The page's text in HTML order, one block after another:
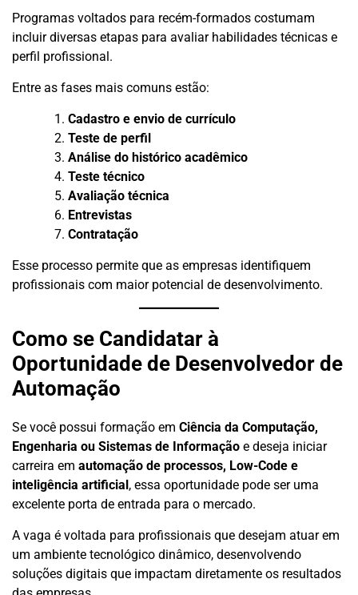
Programas voltados para recém-formados costumam
incluir diversas etapas para avaliar habilidades técnicas e
perfil profissional.
Entre as fases mais comuns estão:
Cadastro e envio de currículo
Teste de perfil
Análise do histórico acadêmico
Teste técnico
Avaliação técnica
Entrevistas
Contratação
Esse processo permite que as empresas identifiquem
profissionais com maior potencial de desenvolvimento.
Como se Candidatar à
Oportunidade de Desenvolvedor de
Automação
Se você possui formação em Ciência da Computação,
Engenharia ou Sistemas de Informação e deseja iniciar
carreira em automação de processos, Low-Code e
inteligência artificial , essa oportunidade pode ser uma
excelente porta de entrada para o mercado.
A vaga é voltada para profissionais que desejam atuar em
um ambiente tecnológico dinâmico, desenvolvendo
soluções digitais que impactam diretamente os resultados